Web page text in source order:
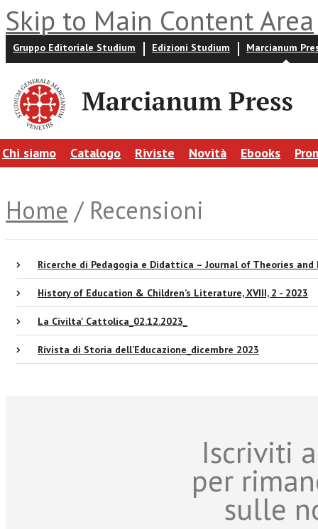
Skip to Main Content Area
Gruppo Editoriale Studium Edizioni Studium Marcianum
Chi siamo Catalogo Riviste Novità Ebooks
Home / Recensioni
Ricerche di Pedagogia e Didattica – Journal of Theories and
History of Education & Children’s Literature, XVIII, 2 - 2023
La Civilta' Cattolica_02.12.2023_
Rivista di Storia dell’Educazione_dicembre 2023
Iscriviti
per
sulle